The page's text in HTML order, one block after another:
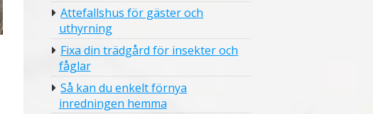
Attefallshus för gäster och
uthyrning
Fixa din trädgård för insekter och
fåglar
Så kan du enkelt förnya
inredningen hemma